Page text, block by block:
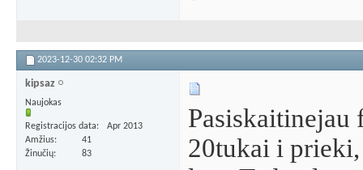
2023-12-30 02:32 PM
kipsaz
Naujokas
Registracijos data
Apr 2013
Amžius
41
Žinučių
83
Pasiskaitinejau
20tukai i